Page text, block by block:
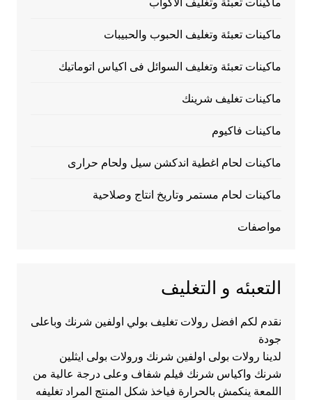
ماكينات تعبئة وتغليف الاكواب
ماكينات تعبئة وتغليف الحبوب والحبيبات
ماكينات تعبئة وتغليف السوائل فى اكياس اتوماتيك
ماكينات تغليف شرينك
ماكينات فاكيوم
ماكينات لحام اغطية اندكشن سيل ولحام حرارى
ماكينات لحام مستمر وتاريخ انتاج وصلاحية
مواصفات
التعبئه و التغليف
نقدم لكم افضل رولات تغليف بولي اولفين شرنك وباعلى
جودة
لدينا رولات بولى اولفين شرنك ورولات بولى ايثلين
شرنك واكياس شرنك فيلم شفاف وعلى درجة عالية من
اللمعة ينكمش بالحرارة فياخذ شكل المنتج المراد تغليفه